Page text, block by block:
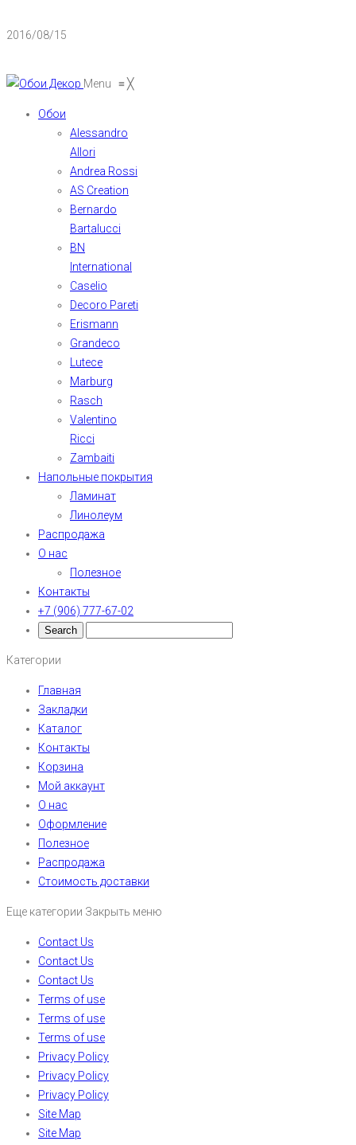
2016/08/15
Menu ≡╳
Обои
Alessandro
Allori
Andrea Rossi
AS Creation
Bernardo
Bartalucci
BN
International
Caselio
Decoro Pareti
Erismann
Grandeco
Lutece
Marburg
Rasch
Valentino
Ricci
Zambaiti
Напольные покрытия
Ламинат
Линолеум
Распродажа
О нас
Полезное
Контакты
+7 (906) 777-67-02
Категории
Главная
Закладки
Каталог
Контакты
Корзина
Мой аккаунт
О нас
Оформление
Полезное
Распродажа
Стоимость доставки
Еще категории Закрыть меню
Contact Us
Contact Us
Contact Us
Terms of use
Terms of use
Terms of use
Privacy Policy
Privacy Policy
Privacy Policy
Site Map
Site Map